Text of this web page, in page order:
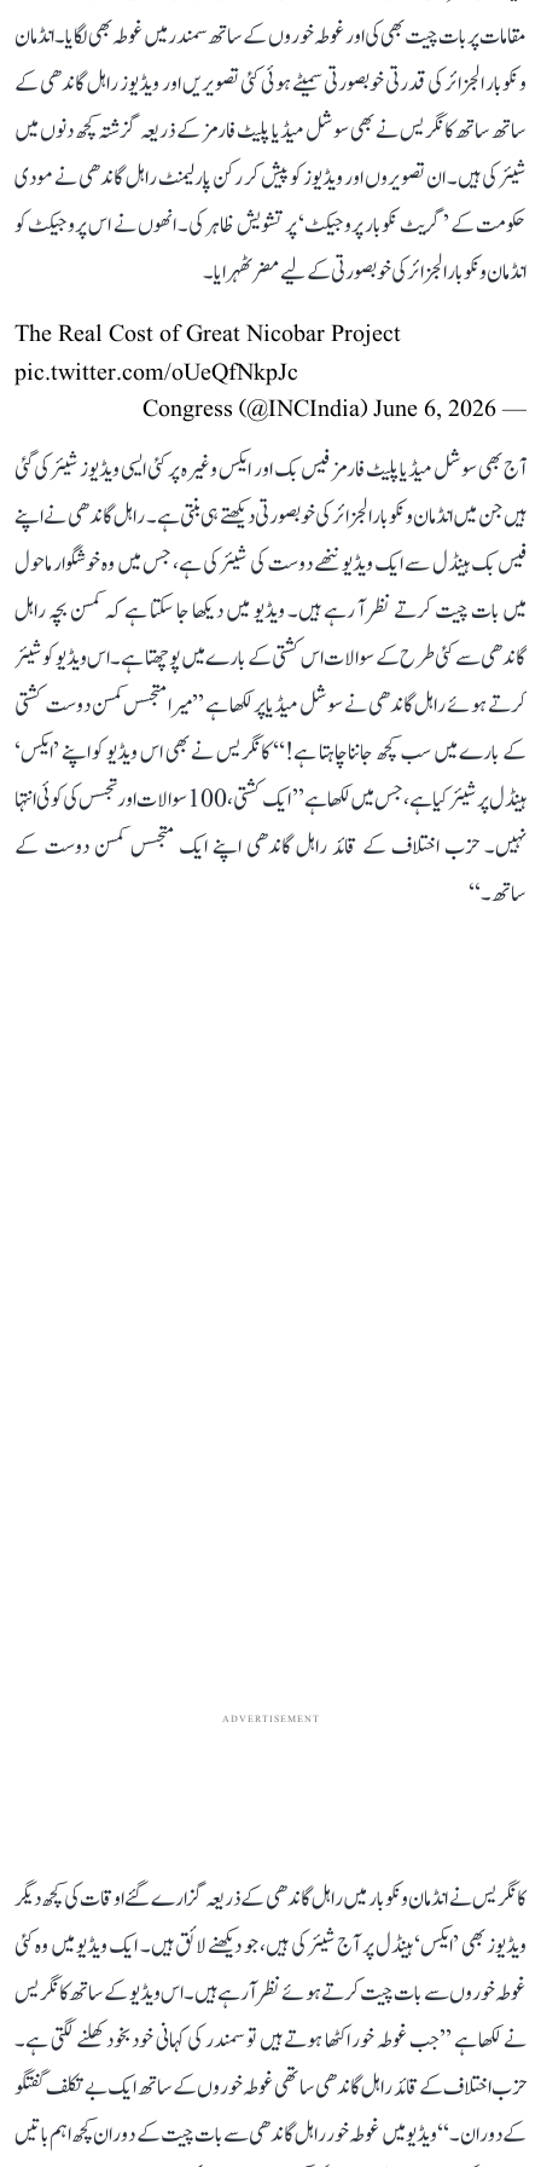
مقامات پر بات چیت بھی کی اور غوطہ خوروں کے ساتھ سمندر میں غوطہ بھی لگایا۔ انڈمان
و نکوبار الجزائر کی قدرتی خوبصورتی سمیٹے ہوئی کئی تصویریں اور ویڈیوز راہل گاندھی کے
ساتھ ساتھ کانگریس نے بھی سوشل میڈیا پلیٹ فارمز کے ذریعہ گزشتہ کچھ دنوں میں
شیئر کی ہیں۔ ان تصویروں اور ویڈیوز کو پیش کر رکن پارلیمنٹ راہل گاندھی نے مودی
حکومت کے ’گریٹ نکوبار پروجیکٹ‘ پر تشویش ظاہر کی۔ انھوں نے اس پروجیکٹ کو
انڈمان و نکوبار الجزائر کی خوبصورتی کے لیے مضر ٹھہرایا۔
The Real Cost of Great Nicobar Project
pic.twitter.com/oUeQfNkpJc
— Congress (@INCIndia)
June 6, 2026
آج بھی سوشل میڈیا پلیٹ فارمز فیس بک اور ایکس وغیرہ پر کئی ایسی ویڈیوز شیئر کی گئی
ہیں جن میں انڈمان و نکوبار الجزائر کی خوبصورتی دیکھتے ہی بنتی ہے۔ راہل گاندھی نے اپنے
فیس بک ہینڈل سے ایک ویڈیو ننھے دوست کی شیئر کی ہے، جس میں وہ خوشگوار ماحول
میں بات چیت کرتے نظر آ رہے ہیں۔ ویڈیو میں دیکھا جا سکتا ہے کہ کمسن بچہ راہل
گاندھی سے کئی طرح کے سوالات اس کشتی کے بارے میں پوچھتا ہے۔ اس ویڈیو کو شیئر
کرتے ہوئے راہل گاندھی نے سوشل میڈیا پر لکھا ہے ’’میرا متجسس کمسن دوست کشتی
کے بارے میں سب کچھ جاننا چاہتا ہے!‘‘ کانگریس نے بھی اس ویڈیو کو اپنے ’ایکس‘
ہینڈل پر شیئر کیا ہے، جس میں لکھا ہے ’’ ایک کشتی، 100 سوالات اور تجسس کی کوئی انتہا
نہیں۔ حزب اختلاف کے قائد راہل گاندھی اپنے ایک متجسس کمسن دوست کے
ساتھ۔‘‘
ADVERTISEMENT
کانگریس نے انڈمان و نکوبار میں راہل گاندھی کے ذریعہ گزارے گئے اوقات کی کچھ دیگر
ویڈیوز بھی ’ایکس‘ ہینڈل پر آج شیئر کی ہیں، جو دیکھنے لائق ہیں۔ ایک ویڈیو میں وہ کئی
غوطہ خوروں سے بات چیت کرتے ہوئے نظر آ رہے ہیں۔ اس ویڈیو کے ساتھ کانگریس
نے لکھا ہے ’’جب غوطہ خور اکٹھا ہوتے ہیں تو سمندر کی کہانی خود بخود کھلنے لگتی ہے۔
حزب اختلاف کے قائد راہل گاندھی ساتھی غوطہ خوروں کے ساتھ ایک بے تکلف گفتگو
کے دوران۔‘‘ ویڈیو میں غوطہ خور راہل گاندھی سے بات چیت کے دوران کچھ اہم باتیں